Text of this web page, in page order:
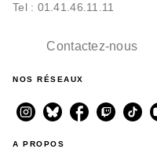
Tel : 01.41.46.11.11
Contactez-nous
NOS RÉSEAUX
A PROPOS